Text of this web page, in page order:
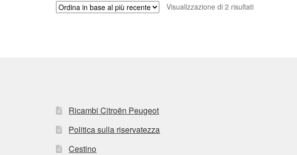
Visualizzazione di 2 risultatiOrdina
Ricambi Citroën Peugeot
Politica sulla riservatezza
Cestino